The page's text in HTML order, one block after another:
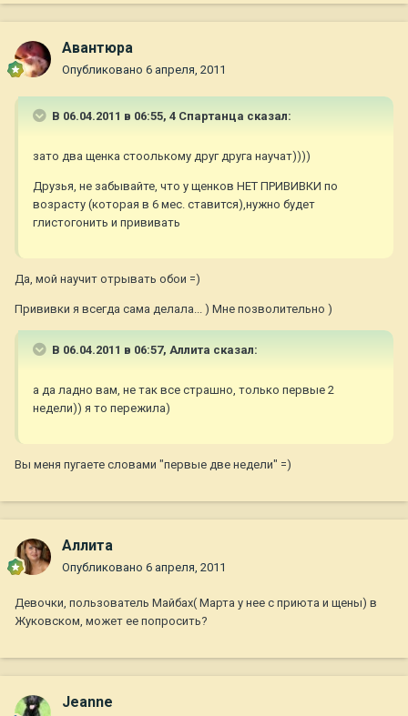
Авантюра
Опубликовано 6 апреля, 2011
В 06.04.2011 в 06:55, 4 Спартанца сказал:
зато два щенка стоолькому друг друга научат))))
Друзья, не забывайте, что у щенков НЕТ ПРИВИВКИ по
возрасту (которая в 6 мес. ставится),нужно будет
глистогонить и прививать
Да, мой научит отрывать обои =)
Прививки я всегда сама делала... ) Мне позволительно )
В 06.04.2011 в 06:57, Аллита сказал:
а да ладно вам, не так все страшно, только первые 2
недели)) я то пережила)
Вы меня пугаете словами "первые две недели" =)
Аллита
Опубликовано 6 апреля, 2011
Девочки, пользователь Майбах( Марта у нее с приюта и щены) в
Жуковском, может ее попросить?
Jeanne